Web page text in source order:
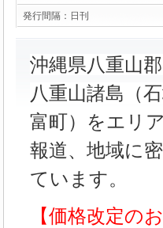
発行間隔： 日刊
沖縄県八重山
八重山諸島（
富町）をエリ
報道、地域に
ています。
【価格改定の